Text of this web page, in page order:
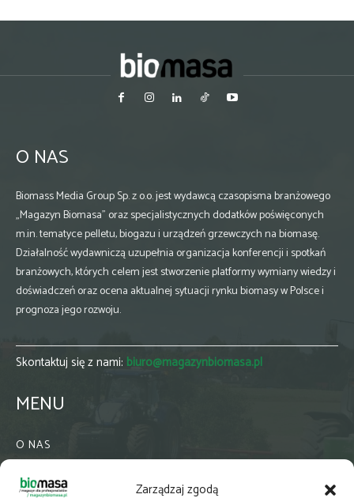
Zarządzaj zgodą
O NAS
Biomass Media Group Sp. z o.o. jest wydawcą czasopisma branżowego
„Magazyn Biomasa” oraz specjalistycznych dodatków poświęconych
m.in. tematyce pelletu, biogazu i urządzeń grzewczych na biomasę.
Działalność wydawniczą uzupełnia organizacja konferencji i spotkań
branżowych, których celem jest stworzenie platformy wymiany wiedzy i
doświadczeń oraz ocena aktualnej sytuacji rynku biomasy w Polsce i
prognoza jego rozwoju.
Skontaktuj się z nami: biuro@magazynbiomasa.pl
MENU
O NAS
WSPÓŁPRACA